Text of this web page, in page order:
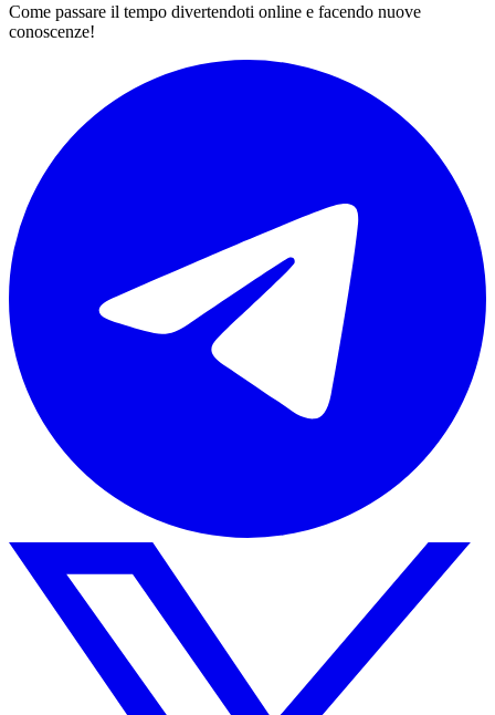
Come passare il tempo divertendoti online e facendo nuove
conoscenze!